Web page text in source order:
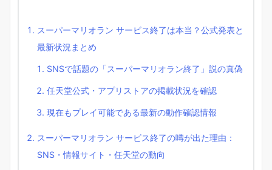
スーパーマリオラン サービス終了は本当？公式発表と
最新状況まとめ
SNSで話題の「スーパーマリオラン終了」説の真偽
任天堂公式・アプリストアの掲載状況を確認
現在もプレイ可能である最新の動作確認情報
スーパーマリオラン サービス終了の噂が出た理由：
SNS・情報サイト・任天堂の動向